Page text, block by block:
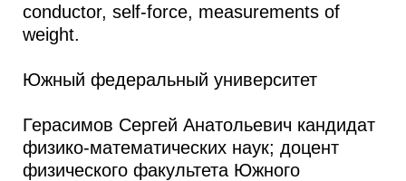
conductor, self-force, measurements of
weight.
Южный федеральный университет
Герасимов Сергей Анатольевич кандидат
физико-математических наук; доцент
физического факультета Южного